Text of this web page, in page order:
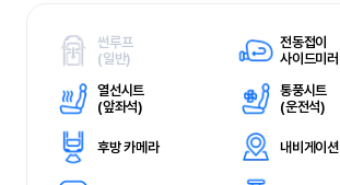
썬루프
(일반)
전동접이
사이드미러
열선시트
(앞좌석)
통풍시트
(운전석)
후방 카메라 내비게이션